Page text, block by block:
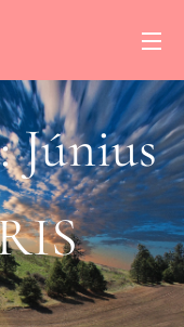
Június